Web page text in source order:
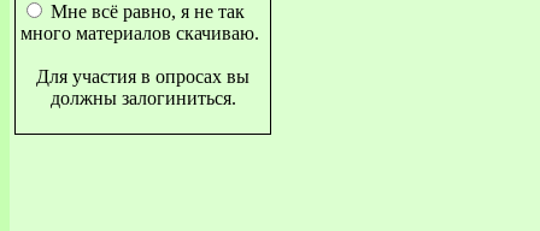
Мне всё равно, я не так
много материалов скачиваю.
Для участия в опросах вы
должны залогиниться.